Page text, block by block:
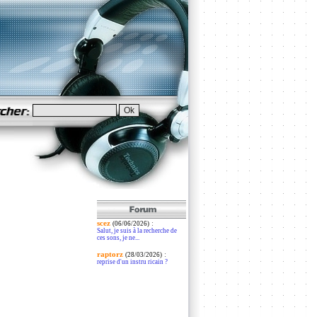
scez (06/06/2026):
Salut, je suis à la recherche de
ces sons, je ne...
raptorz (28/03/2026):
reprise d'un instru ricain ?